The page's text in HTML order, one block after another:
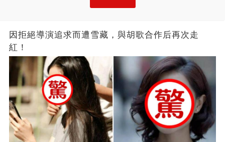
因拒絕導演追求而遭雪藏，與胡歌合作后再次走
紅！